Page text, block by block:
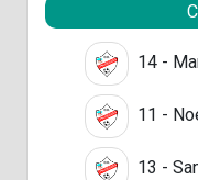
14 -
11 -
13 -